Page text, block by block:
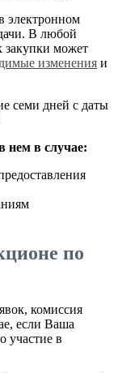
электронном
В любой
закупки может
изменения и
семи дней с даты
нем в случае:
по
комиссия
если Ваша
участие в